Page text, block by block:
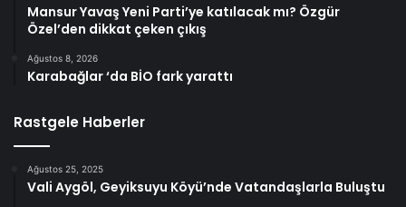
Mansur Yavaş Yeni Parti’ye katılacak mı? Özgür
Özel’den dikkat çeken çıkış
Ağustos 8, 2026
Karabağlar ‘da BİO fark yarattı
Rastgele Haberler
Ağustos 25, 2025
Vali Aygöl, Geyiksuyu Köyü’nde Vatandaşlarla Buluştu